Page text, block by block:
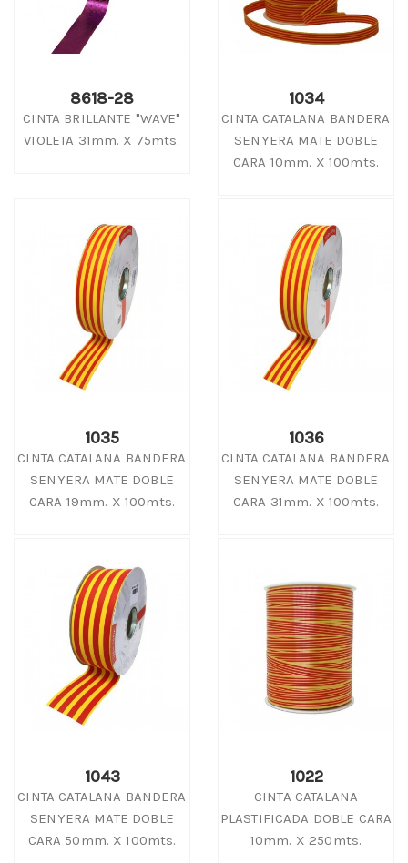
8618-28
CINTA BRILLANTE "WAVE"
VIOLETA 31mm. X 75mts.
1034
CINTA CATALANA BANDERA
SENYERA MATE DOBLE
CARA 10mm. X 100mts.
1035
CINTA CATALANA BANDERA
SENYERA MATE DOBLE
CARA 19mm. X 100mts.
1036
CINTA CATALANA BANDERA
SENYERA MATE DOBLE
CARA 31mm. X 100mts.
1043
CINTA CATALANA BANDERA
SENYERA MATE DOBLE
CARA 50mm. X 100mts.
1022
CINTA CATALANA
PLASTIFICADA DOBLE CARA
10mm. X 250mts.